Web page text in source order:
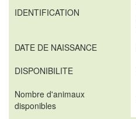
IDENTIFICATION
DATE DE NAISSANCE
DISPONIBILITE
Nombre d'animaux
disponibles